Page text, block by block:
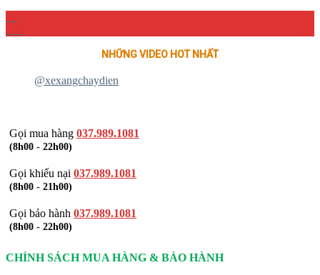
NHỮNG VIDEO HOT NHẤT
@xexangchaydien
Gọi mua hàng 037.989.1081
(8h00 - 22h00)
Gọi khiếu nại 037.989.1081
(8h00 - 21h00)
Gọi bảo hành 037.989.1081
(8h00 - 22h00)
CHÍNH SÁCH MUA HÀNG & BẢO HÀNH